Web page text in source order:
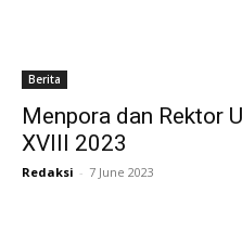
Berita
Menpora dan Rektor
XVIII 2023
Redaksi - 7 June 2023